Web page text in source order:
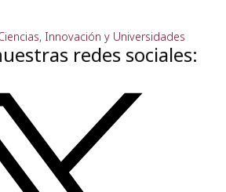
redes sociales: